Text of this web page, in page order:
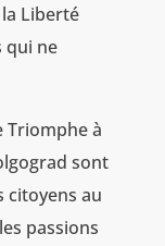
Liberté
qui ne
Triomphe à
sont
citoyens au
passions